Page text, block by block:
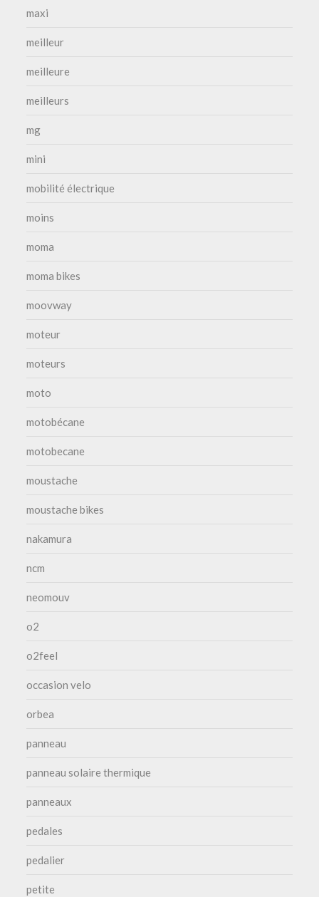
maxi
meilleur
meilleure
meilleurs
mg
mini
mobilité électrique
moins
moma
moma bikes
moovway
moteur
moteurs
moto
motobécane
motobecane
moustache
moustache bikes
nakamura
ncm
neomouv
o2
o2feel
occasion velo
orbea
panneau
panneau solaire thermique
panneaux
pedales
pedalier
petite